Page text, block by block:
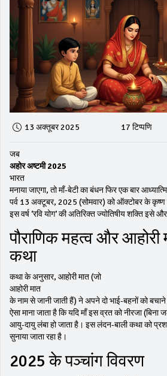
13 अक्तूबर 2025 17 टिप्पणि
जब
अहोर अष्टमी 2025
भारत
मनाया जाएगा, तो माँ‑बेटी का बंधन फिर एक बार
पर्व 13 अक्टूबर, 2025 (सोमवार) को ऑक्टोबर के कृष्ण
इस वर्ष ‘रवि योग’ की अतिरिक्त ज्योतिषीय शक्ति इसे
पौराणिक महत्व और आहोरी
कथा
कथा के अनुसार, आहोरी मात (जो
आहोरी मात
के नाम से जानी जाती हैं) ने अपने दो भाई‑बहनों को
ऐसा माना जाता है कि यदि माँ इस व्रत को नीरजा
आयु‑दायु लंबा हो जाता है। इस लंदन‑बाली कथा को
सुनाया जाता रहा है।
2025 के पञ्चांग विवरण